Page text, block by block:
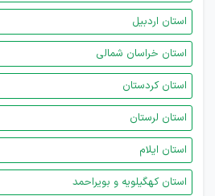
استان اردبیل
استان خراسان شمالی
استان کردستان
استان لرستان
استان ایلام
استان کهگیلویه و بویراحمد